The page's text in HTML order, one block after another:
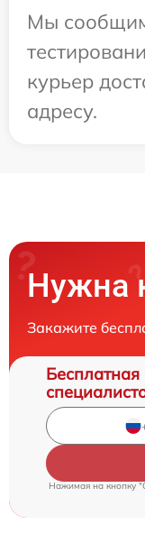
Мы
курьер
адресу.
Нужна
Закажите
Бесплатная
Нажимая на кнопку